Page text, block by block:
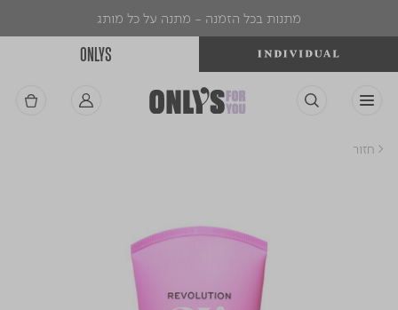
מתנות בכל הזמנה - מתנה על כל מותג
ONLYS
< חזור